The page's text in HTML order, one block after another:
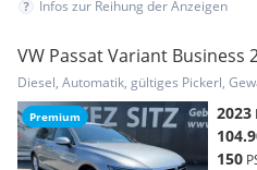
Infos zur Reihung der Anzeigen
Premium
VW Passat Variant Business
58.900
Diesel, Automatik, gültiges Pickerl,
2023
150